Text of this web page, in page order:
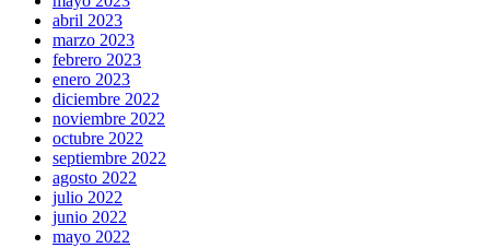
abril 2023
marzo 2023
febrero 2023
enero 2023
diciembre 2022
noviembre 2022
octubre 2022
septiembre 2022
agosto 2022
julio 2022
junio 2022
mayo 2022